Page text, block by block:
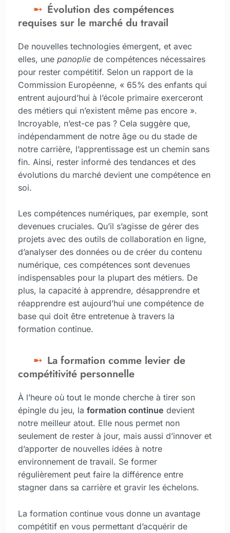
Évolution des compétences
requises sur le marché du travail
De nouvelles technologies émergent, et avec
elles, une panoplie de compétences nécessaires
pour rester compétitif. Selon un rapport de la
Commission Européenne, « 65% des enfants qui
entrent aujourd’hui à l’école primaire exerceront
des métiers qui n’existent même pas encore ».
Incroyable, n’est-ce pas ? Cela suggère que,
indépendamment de notre âge ou du stade de
notre carrière, l’apprentissage est un chemin sans
fin. Ainsi, rester informé des tendances et des
évolutions du marché devient une compétence en
soi.
Les compétences numériques, par exemple, sont
devenues cruciales. Qu’il s’agisse de gérer des
projets avec des outils de collaboration en ligne,
d’analyser des données ou de créer du contenu
numérique, ces compétences sont devenues
indispensables pour la plupart des métiers. De
plus, la capacité à apprendre, désapprendre et
réapprendre est aujourd’hui une compétence de
base qui doit être entretenue à travers la
formation continue.
La formation comme levier de
compétitivité personnelle
À l’heure où tout le monde cherche à tirer son
épingle du jeu, la formation continue devient
notre meilleur atout. Elle nous permet non
seulement de rester à jour, mais aussi d’innover et
d’apporter de nouvelles idées à notre
environnement de travail. Se former
régulièrement peut faire la différence entre
stagner dans sa carrière et gravir les échelons.
La formation continue vous donne un avantage
compétitif en vous permettant d’acquérir de